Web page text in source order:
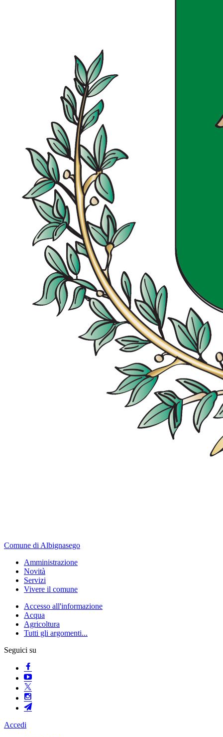
Comune di Albignasego
Amministrazione
Novità
Servizi
Vivere il comune
Accesso all'informazione
Acqua
Agricoltura
Tutti gli argomenti...
Seguici su
Accedi